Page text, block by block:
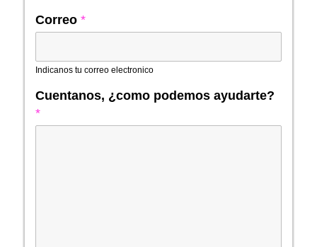
Correo *
Indicanos tu correo electronico
Cuentanos, ¿como podemos ayudarte?
*